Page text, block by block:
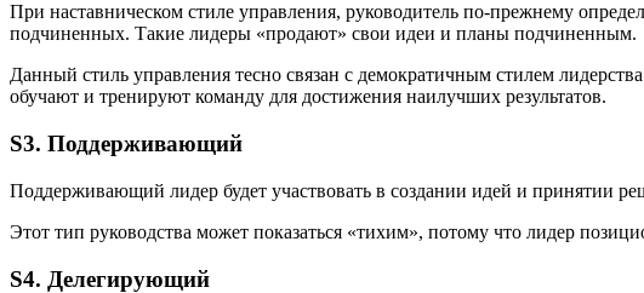
При наставническом стиле управления, руководитель по-прежнему
подчиненных. Такие лидеры «продают» свои идеи и планы подчиненным.
Данный стиль управления тесно связан с демократичным стилем
обучают и тренируют команду для достижения наилучших результатов.
S3. Поддерживающий
Поддерживающий лидер будет участвовать в создании идей и принятии
Этот тип руководства может показаться «тихим», потому что лидер
S4. Делегирующий